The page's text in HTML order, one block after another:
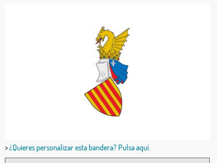
>¿Quieres personalizar esta bandera? Pulsa aquí.